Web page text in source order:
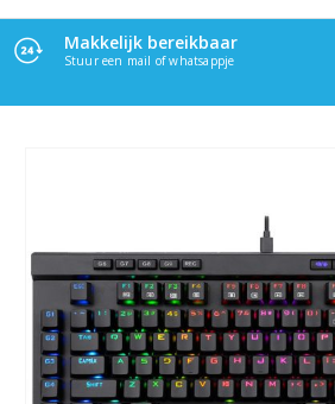
Makkelijk bereikbaar
Stuur een mail of whatsappje